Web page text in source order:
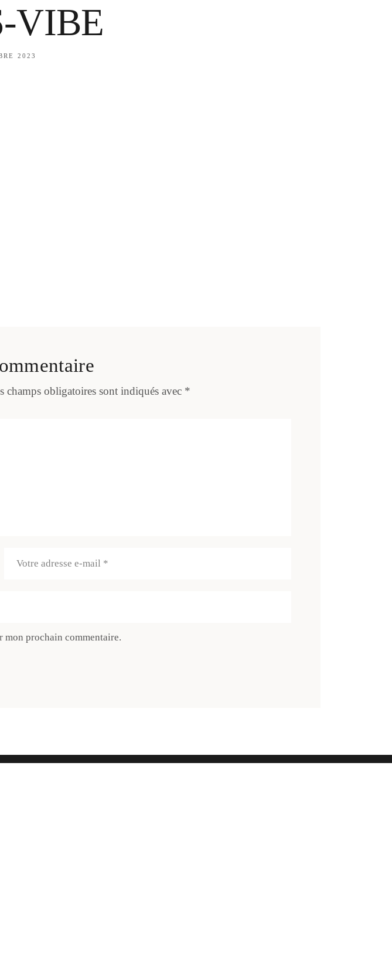
VIBE
2023
champs obligatoires sont indiqués avec *
mon prochain commentaire.